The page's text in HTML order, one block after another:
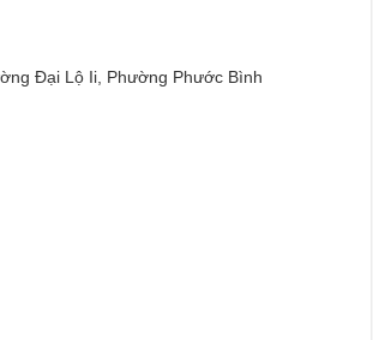
Đại Lộ Ii, Phường Phước Bình